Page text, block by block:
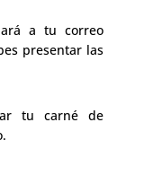
a tu correo
presentar las
tu carné de